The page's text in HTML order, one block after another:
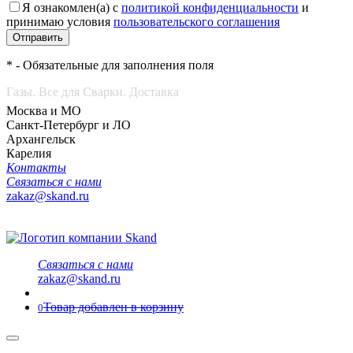
Я ознакомлен(а) с политикой конфиденциальности и
принимаю условия пользовательского соглашения
Отправить
* - Обязательные для заполнения поля
Газы. Все для Сварки. Доставка
Москва и МО
Санкт-Петербург и ЛО
Архангельск
Карелия
Контакты
Связаться с нами
zakaz@skand.ru
Связаться с нами
zakaz@skand.ru
0Товар добавлен в корзину